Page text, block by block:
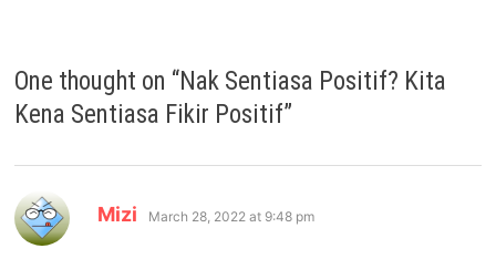
One thought on “Nak Sentiasa Positif? Kita
Kena Sentiasa Fikir Positif”
Mizi says:
March 28, 2022 at 9:48 pm